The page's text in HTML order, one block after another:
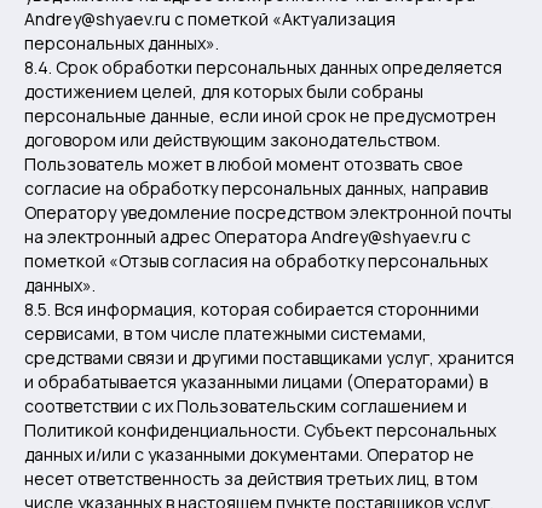
Andrey@shyaev.ru с пометкой «Актуализация
персональных данных».
8.4. Срок обработки персональных данных определяется
достижением целей, для которых были собраны
персональные данные, если иной срок не предусмотрен
договором или действующим законодательством.
Пользователь может в любой момент отозвать свое
согласие на обработку персональных данных, направив
Оператору уведомление посредством электронной почты
на электронный адрес Оператора Andrey@shyaev.ru с
пометкой «Отзыв согласия на обработку персональных
данных».
8.5. Вся информация, которая собирается сторонними
сервисами, в том числе платежными системами,
средствами связи и другими поставщиками услуг, хранится
и обрабатывается указанными лицами (Операторами) в
соответствии с их Пользовательским соглашением и
Политикой конфиденциальности. Субъект персональных
данных и/или с указанными документами. Оператор не
несет ответственность за действия третьих лиц, в том
числе указанных в настоящем пункте поставщиков услуг.